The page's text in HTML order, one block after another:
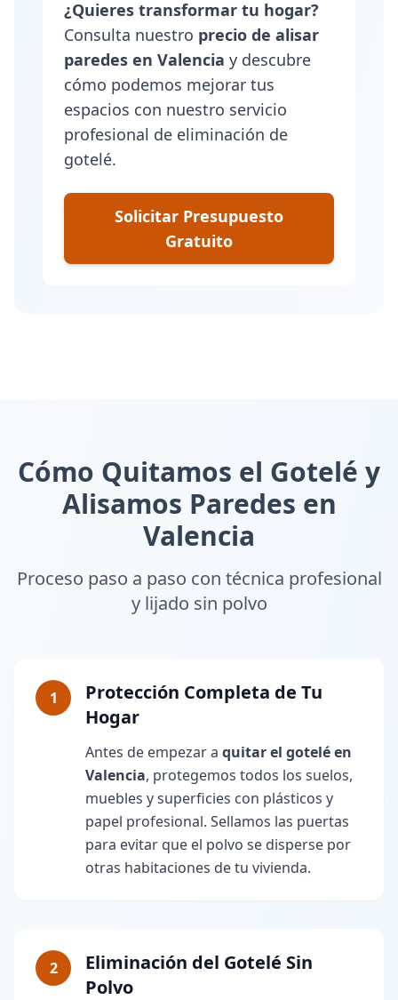
¿Quieres transformar tu hogar?
Consulta nuestro precio de alisar
paredes en Valencia y descubre
cómo podemos mejorar tus
espacios con nuestro servicio
profesional de eliminación de
gotelé.
Solicitar Presupuesto
Gratuito
Cómo Quitamos el Gotelé y
Alisamos Paredes en
Valencia
Proceso paso a paso con técnica profesional
y lijado sin polvo
1
Protección Completa de Tu
Hogar
Antes de empezar a quitar el gotelé en
Valencia, protegemos todos los suelos,
muebles y superficies con plásticos y
papel profesional. Sellamos las puertas
para evitar que el polvo se disperse por
otras habitaciones de tu vivienda.
2
Eliminación del Gotelé Sin
Polvo